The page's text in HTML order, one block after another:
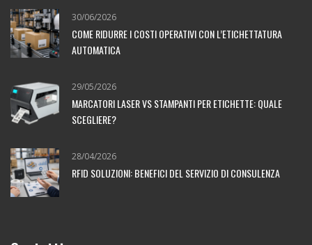
30/06/2026
COME RIDURRE I COSTI OPERATIVI CON L’ETICHETTATURA
AUTOMATICA
29/05/2026
MARCATORI LASER VS STAMPANTI PER ETICHETTE: QUALE
SCEGLIERE?
28/04/2026
RFID SOLUZIONI: BENEFICI DEL SERVIZIO DI CONSULENZA